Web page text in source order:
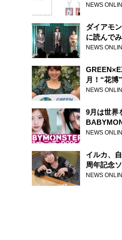
天下無双
NEWS
ダイアモ
に読んで
ー『アナ
NEWS
月！“花博
NEWS
9月は世界
トニッポ
NEWS
イルカ、
周年記念
NEWS